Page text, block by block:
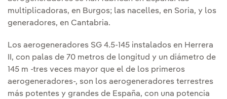
multiplicadoras, en Burgos; las nacelles, en Soria, y los
generadores, en Cantabria.
Los aerogeneradores SG 4.5-145 instalados en Herrera
II, con palas de 70 metros de longitud y un diámetro de
145 m -tres veces mayor que el de los primeros
aerogeneradores-, son los aerogeneradores terrestres
más potentes y grandes de España, con una potencia